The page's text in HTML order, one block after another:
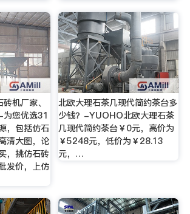
机厂家、
您优选31
，包括仿石
清大图，论
，挑仿石砖
发价，上仿
北欧大理石茶几现代简约茶台多
少钱？-YUOHO北欧大理石茶
几现代简约茶台￥0元，高价为
￥5248元，低价为￥28.13
元，…